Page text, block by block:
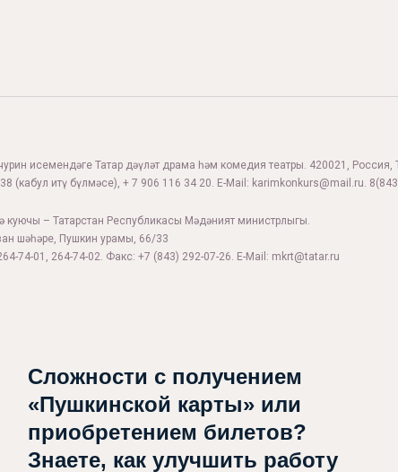
исемендәге Татар дәүләт драма һәм комедия театры. 420021, Россия,
(кабул итү бүлмәсе), + 7 906 116 34 20. E-Mail: karimkonkurs@mail.ru.
куючы – Татарстан Республикасы Мәдәният министрлыгы.
шәһәре, Пушкин урамы, 66/33
74-01, 264-74-02. Факс: +7 (843) 292-07-26. E-Mail: mkrt@tatar.ru
Сложности с получением
«Пушкинской карты» или
приобретением билетов?
Знаете, как улучшить работу